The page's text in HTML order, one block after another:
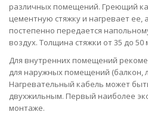
различных помещений. Греющий
цементную стяжку и нагревает ее,
постепенно передается
воздух. Толщина стяжки от 35 до 50
Для внутренних помещений
для наружных помещений (балкон,
Нагревательный кабель может
двухжильным. Первый наиболее
монтаже.